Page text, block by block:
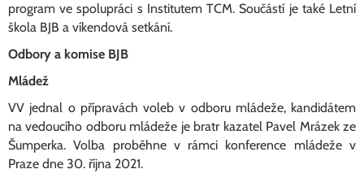
program ve spolupráci s Institutem TCM. Součástí je také Letní
škola BJB a víkendová setkání.
Odbory a komise BJB
Mládež
VV jednal o přípravách voleb v odboru mládeže, kandidátem
na vedoucího odboru mládeže je bratr kazatel Pavel Mrázek ze
Šumperka. Volba proběhne v rámci konference mládeže v
Praze dne 30. října 2021.